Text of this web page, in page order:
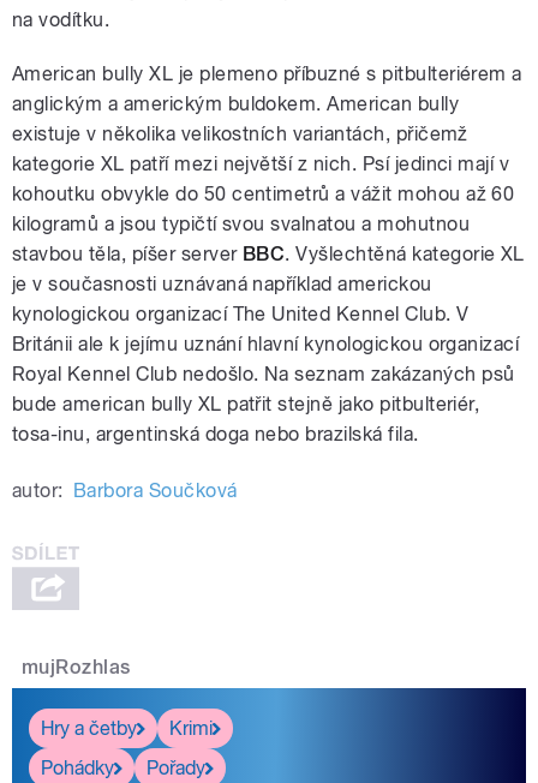
na vodítku.
American bully XL je plemeno příbuzné s pitbulteriérem a
anglickým a americkým buldokem. American bully
existuje v několika velikostních variantách, přičemž
kategorie XL patří mezi největší z nich. Psí jedinci mají v
kohoutku obvykle do 50 centimetrů a vážit mohou až 60
kilogramů a jsou typičtí svou svalnatou a mohutnou
stavbou těla, píšer server BBC. Vyšlechtěná kategorie XL
je v současnosti uznávaná například americkou
kynologickou organizací The United Kennel Club. V
Británii ale k jejímu uznání hlavní kynologickou organizací
Royal Kennel Club nedošlo. Na seznam zakázaných psů
bude american bully XL patřit stejně jako pitbulteriér,
tosa-inu, argentinská doga nebo brazilská fila.
autor: Barbora Součková
mujRozhlas
Hry a četby
Krimi
Pohádky
Pořady